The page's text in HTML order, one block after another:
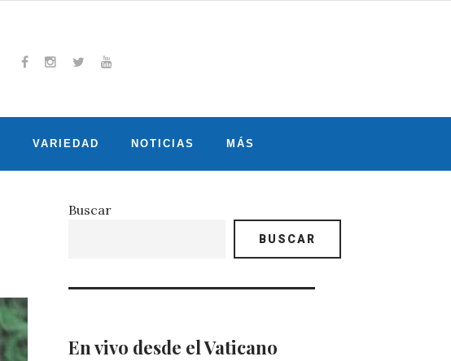
VARIEDAD NOTICIAS MÁS
Buscar
BUSCAR
En vivo desde el Vaticano